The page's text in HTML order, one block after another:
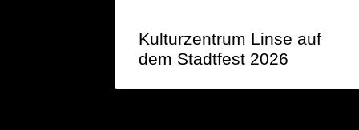
Kulturzentrum Linse auf
dem Stadtfest 2026